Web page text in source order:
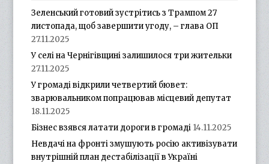
Зеленський готовий зустрітись з Трампом 27
листопада, щоб завершити угоду, – глава ОП
27.11.2025
У селі на Чернігівщині залишилося три жительки
27.11.2025
У громаді відкрили четвертий бювет:
зварювальником попрацював місцевий депутат
18.11.2025
Бізнес взявся латати дороги в громаді 14.11.2025
Невдачі на фронті змушують росію активізувати
внутрішній план дестабілізації в Україні